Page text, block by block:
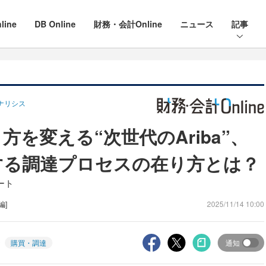
DB Online 財務・会計Online ニュース 記事
リシス
を変える“次世代のAriba”、
調達プロセスの在り方とは？
ト
] 2025/11/14 10:00
購買・調達 通知